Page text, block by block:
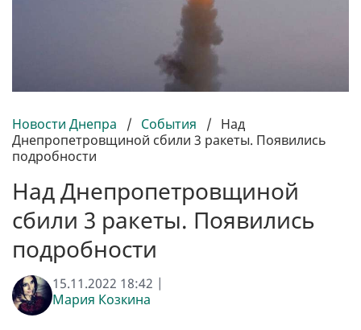
Новости Днепра / События / Над
Днепропетровщиной сбили 3 ракеты. Появились
подробности
Над Днепропетровщиной
сбили 3 ракеты. Появились
подробности
15.11.2022 18:42 |
Мария Козкина